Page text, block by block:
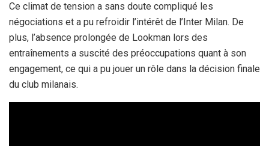
Ce climat de tension a sans doute compliqué les
négociations et a pu refroidir l’intérêt de l’Inter Milan. De
plus, l’absence prolongée de Lookman lors des
entraînements a suscité des préoccupations quant à son
engagement, ce qui a pu jouer un rôle dans la décision finale
du club milanais.